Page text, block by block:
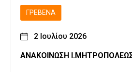
ΓΡΕΒΕΝΆ
2 Ιουλίου 2026
ΑΝΑΚΟΙΝΩΣΗ